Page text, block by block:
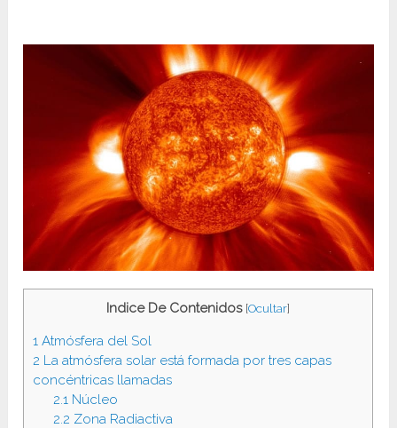
Indice De Contenidos [Ocultar]
1 Atmósfera del Sol
2 La atmósfera solar está formada por tres capas
concéntricas llamadas
2.1Núcleo
2.2 Zona Radiactiva